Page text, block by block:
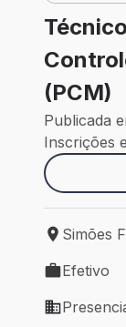
(PCM)
Publicada
Inscrições
Local de
Simões
Tipo de
Efetivo
Modelo de